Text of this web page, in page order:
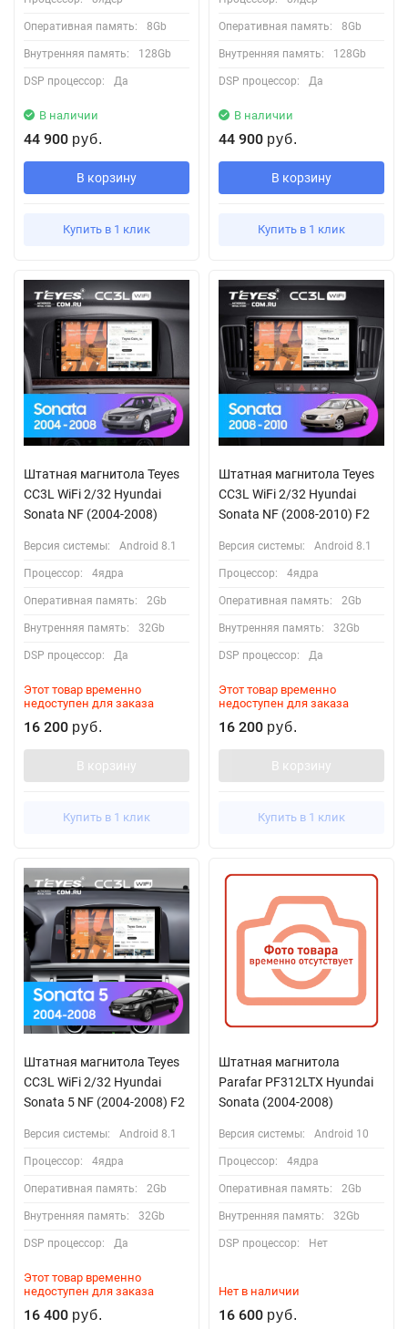
Оперативная память: 8Gb
Внутренняя память: 128Gb
DSP процессор: Да
В наличии
44 900 руб.
В корзину
Купить в 1 клик
Оперативная память: 8Gb
Внутренняя память: 128Gb
DSP процессор: Да
В наличии
44 900 руб.
В корзину
Купить в 1 клик
Штатная магнитола Teyes
CC3L WiFi 2/32 Hyundai
Sonata NF (2004-2008)
Версия системы: Android 8.1
Процессор: 4ядра
Оперативная память: 2Gb
Внутренняя память: 32Gb
DSP процессор: Да
Этот товар временно
недоступен для заказа
16 200 руб.
В корзину
Купить в 1 клик
Штатная магнитола Teyes
CC3L WiFi 2/32 Hyundai
Sonata NF (2008-2010) F2
Версия системы: Android 8.1
Процессор: 4ядра
Оперативная память: 2Gb
Внутренняя память: 32Gb
DSP процессор: Да
Этот товар временно
недоступен для заказа
16 200 руб.
В корзину
Купить в 1 клик
Штатная магнитола Teyes
CC3L WiFi 2/32 Hyundai
Sonata 5 NF (2004-2008) F2
Версия системы: Android 8.1
Процессор: 4ядра
Оперативная память: 2Gb
Внутренняя память: 32Gb
DSP процессор: Да
Этот товар временно
недоступен для заказа
16 400 руб.
Штатная магнитола
Parafar PF312LTX Hyundai
Sonata (2004-2008)
Версия системы: Android 10
Процессор: 4ядра
Оперативная память: 2Gb
Внутренняя память: 32Gb
DSP процессор: Нет
Нет в наличии
16 600 руб.